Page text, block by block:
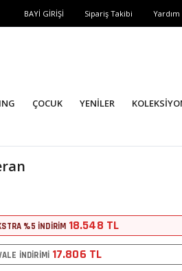
BAYİ GİRİŞİ Sipariş Takibi Yardım
ÇOCUK YENİLER
%5 İNDİRİM 18.548 TL
İNDİRİMİ 17.806 TL